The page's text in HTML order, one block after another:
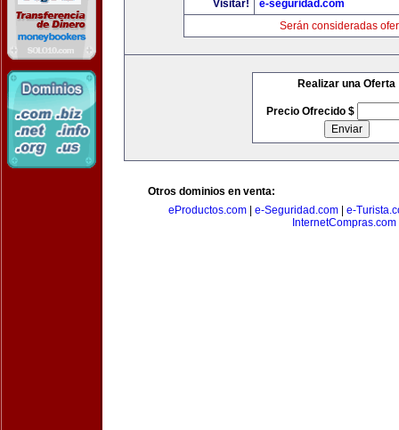
Visitar!
e-seguridad.com
Serán consideradas
Realizar una Oferta
Precio Ofrecido $
Otros dominios en venta:
eProductos.com
e-Seguridad.com
e-
InternetCompras.com